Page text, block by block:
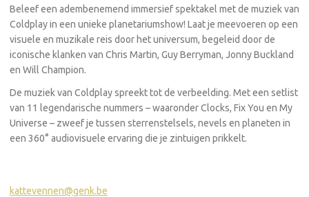
Beleef een adembenemend immersief spektakel met de muziek van
Coldplay in een unieke planetariumshow! Laat je meevoeren op een
visuele en muzikale reis door het universum, begeleid door de
iconische klanken van Chris Martin, Guy Berryman, Jonny Buckland
en Will Champion.
De muziek van Coldplay spreekt tot de verbeelding. Met een setlist
van 11 legendarische nummers – waaronder Clocks, Fix You en My
Universe – zweef je tussen sterrenstelsels, nevels en planeten in
een 360° audiovisuele ervaring die je zintuigen prikkelt.
kattevennen@genk.be